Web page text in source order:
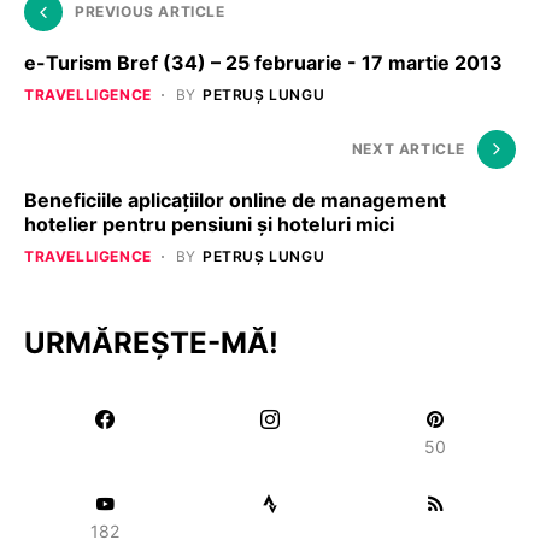
PREVIOUS ARTICLE
e-Turism Bref (34) – 25 februarie - 17 martie 2013
TRAVELLIGENCE BY PETRUȘ LUNGU
NEXT ARTICLE
Beneficiile aplicațiilor online de management
hotelier pentru pensiuni și hoteluri mici
TRAVELLIGENCE BY PETRUȘ LUNGU
URMĂREȘTE-MĂ!
50
182